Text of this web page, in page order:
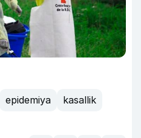
epidemiya
kasallik